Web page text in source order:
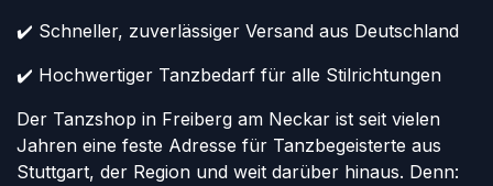
✔️ Schneller, zuverlässiger Versand aus Deutschland
✔️ Hochwertiger Tanzbedarf für alle Stilrichtungen
Der Tanzshop in Freiberg am Neckar ist seit vielen
Jahren eine feste Adresse für Tanzbegeisterte aus
Stuttgart, der Region und weit darüber hinaus. Denn: